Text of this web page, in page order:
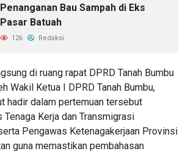
Penanganan Bau Sampah di Eks
Pasar Batuah
126 Redaksi
di ruang rapat DPRD Tanah Bumbu
Wakil Ketua I DPRD Tanah Bumbu,
hadir dalam pertemuan tersebut
Kerja dan Transmigrasi
Pengawas Ketenagakerjaan Provinsi
guna memastikan pembahasan